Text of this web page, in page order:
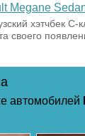
Megane
хэтчбек С-
своего
автомобилей